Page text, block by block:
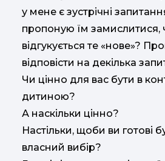
у мене є зустрічні
пропоную їм замислитися,
відгукується те «нове»?
відповісти на декілька
Чи цінно для вас бути в
дитиною?
А наскільки цінно?
Настільки, щоби ви готові
власний вибір?